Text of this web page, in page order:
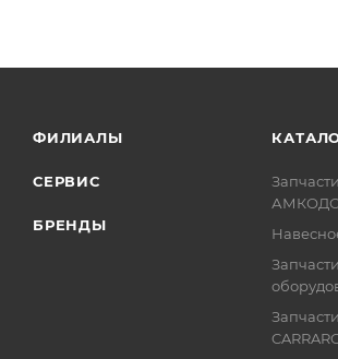
ФИЛИАЛЫ
СЕРВИС
БРЕНДЫ